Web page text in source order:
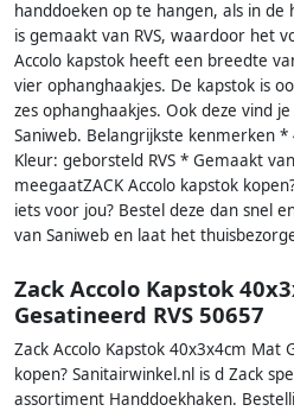
handdoeken op te hangen, als in de
is gemaakt van RVS, waardoor het
Accolo kapstok heeft een breedte
vier ophanghaakjes. De kapstok is
zes ophanghaakjes. Ook deze vind
Saniweb. Belangrijkste kenmerken
Kleur: geborsteld RVS * Gemaakt
meegaatZACK Accolo kapstok
iets voor jou? Bestel deze dan snel
van Saniweb en laat het
Zack Accolo Kapstok
Gesatineerd RVS 50657
Zack Accolo Kapstok 40x3x4cm Mat
kopen? Sanitairwinkel.nl is d Zack
assortiment Handdoekhaken.